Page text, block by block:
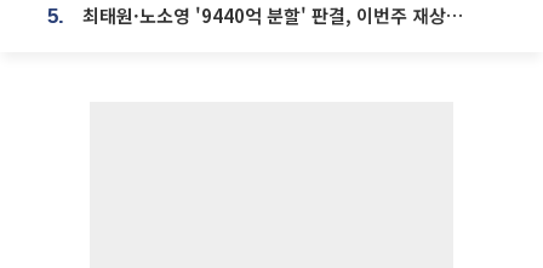
5. 최태원·노소영 '9440억 분할' 판결, 이번주 재상고 여부 주목